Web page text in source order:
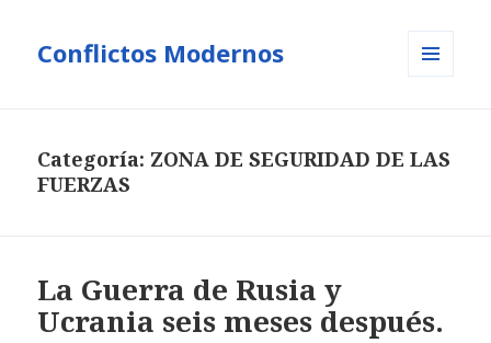
Conflictos Modernos
Categoría: ZONA DE SEGURIDAD DE LAS
FUERZAS
La Guerra de Rusia y
Ucrania seis meses después.